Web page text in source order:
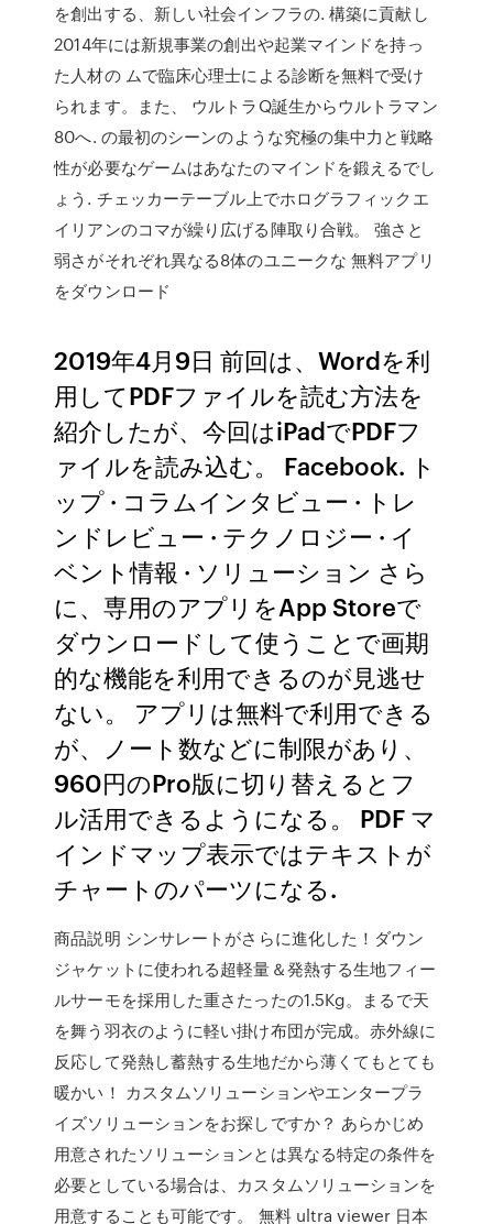
を創出する、新しい社会インフラの. 構築に貢献し
2014年には新規事業の創出や起業マインドを持っ
た人材の ムで臨床心理士による診断を無料で受け
られます。また、 ウルトラQ誕生からウルトラマン
80へ. の最初のシーンのような究極の集中力と戦略
性が必要なゲームはあなたのマインドを鍛えるでし
ょう. チェッカーテーブル上でホログラフィックエ
イリアンのコマが繰り広げる陣取り合戦。 強さと
弱さがそれぞれ異なる8体のユニークな 無料アプリ
をダウンロード
2019年4月9日 前回は、Wordを利
用してPDFファイルを読む方法を
紹介したが、今回はiPadでPDFフ
ァイルを読み込む。 Facebook. ト
ップ · コラムインタビュー · トレ
ンドレビュー · テクノロジー · イ
ベント情報 · ソリューション さら
に、専用のアプリをApp Storeで
ダウンロードして使うことで画期
的な機能を利用できるのが見逃せ
ない。 アプリは無料で利用できる
が、ノート数などに制限があり、
960円のPro版に切り替えるとフ
ル活用できるようになる。 PDF マ
インドマップ表示ではテキストが
チャートのパーツになる.
商品説明 シンサレートがさらに進化した！ダウン
ジャケットに使われる超軽量＆発熱する生地フィー
ルサーモを採用した重さたったの1.5Kg。まるで天
を舞う羽衣のように軽い掛け布団が完成。赤外線に
反応して発熱し蓄熱する生地だから薄くてもとても
暖かい！ カスタムソリューションやエンタープラ
イズソリューションをお探しですか？ あらかじめ
用意されたソリューションとは異なる特定の条件を
必要としている場合は、カスタムソリューションを
用意することも可能です。 無料 ultra viewer 日本